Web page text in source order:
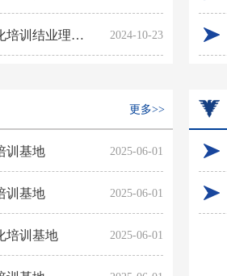
浙江大学医学院关于2024年全国住院医师规范化培训结业理论考核（二试）相关安排的通知 2024-10-23
更多>>
训基地 2025-06-01
训基地 2025-06-01
培训基地 2025-06-01